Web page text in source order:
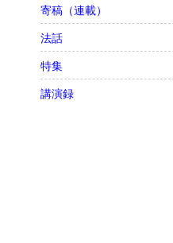
寄稿（連載）
法話
特集
講演録